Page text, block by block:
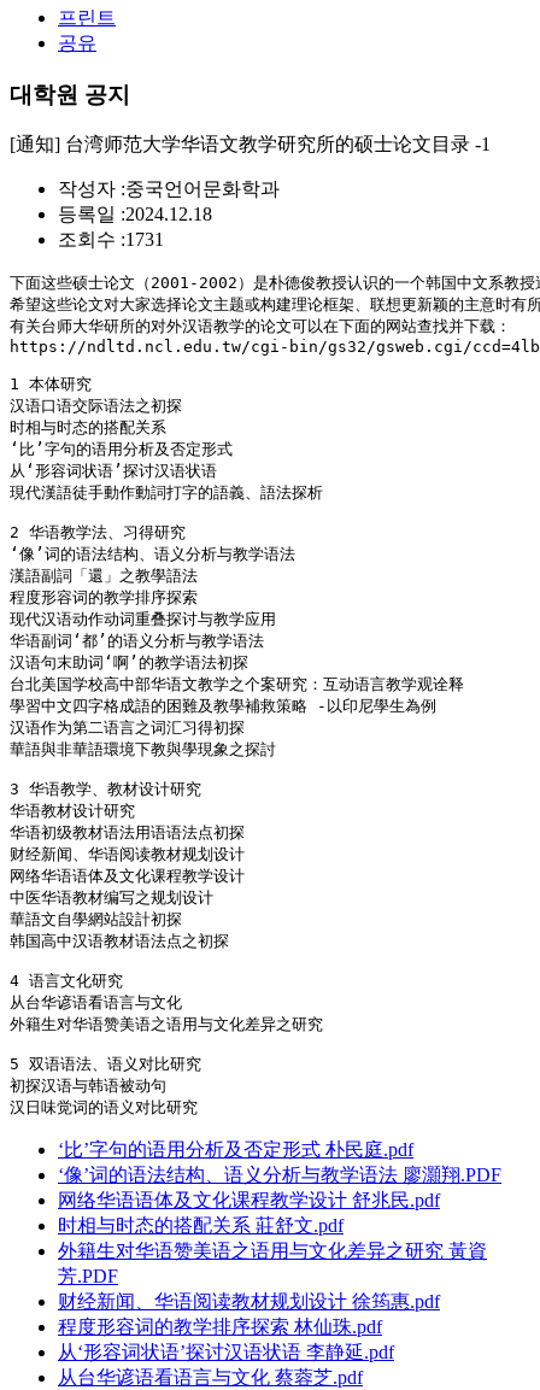
프린트
공유
대학원 공지
[通知] 台湾师范大学华语文教学研究所的硕士论文目录 -1
작성자 :중국언어문화학과
등록일 :2024.12.18
조회수 :1731
下面这些硕士论文（2001-2002）是朴德俊教授认识的一个韩国中文系教授
希望这些论文对大家选择论文主题或构建理论框架、联想更新颖的主意时
有关台师大华研所的对外汉语教学的论文可以在下面的网站查找并下载：
https://ndltd.ncl.edu.tw/cgi-bin/gs32/gsweb.cgi/
1 本体研究
汉语口语交际语法之初探
时相与时态的搭配关系
‘比’字句的语用分析及否定形式
从‘形容词状语’探讨汉语状语
現代漢語徒手動作動詞打字的語義、語法探析
2 华语教学法、习得研究
‘像’词的语法结构、语义分析与教学语法
漢語副詞「還」之教學語法
程度形容词的教学排序探索
现代汉语动作动词重叠探讨与教学应用
华语副词‘都’的语义分析与教学语法
汉语句末助词‘啊’的教学语法初探
台北美国学校高中部华语文教学之个案研究：互动语言教学观诠释
學習中文四字格成語的困難及教學補救策略 -以印尼學生為例
汉语作为第二语言之词汇习得初探
華語與非華語環境下教與學現象之探討
3 华语教学、教材设计研究
华语教材设计研究
华语初级教材语法用语语法点初探
财经新闻、华语阅读教材规划设计
网络华语语体及文化课程教学设计
中医华语教材编写之规划设计
華語文自學網站設計初探
韩国高中汉语教材语法点之初探
4 语言文化研究
从台华谚语看语言与文化
外籍生对华语赞美语之语用与文化差异之研究
5 双语语法、语义对比研究
初探汉语与韩语被动句
‘比’字句的语用分析及否定形式 朴民庭.pdf
‘像’词的语法结构、语义分析与教学语法 廖灝翔.PDF
网络华语语体及文化课程教学设计 舒兆民.pdf
时相与时态的搭配关系 莊舒文.pdf
外籍生对华语赞美语之语用与文化差异之研究 黃資
芳.PDF
财经新闻、华语阅读教材规划设计 徐筠惠.pdf
程度形容词的教学排序探索 林仙珠.pdf
从‘形容词状语’探讨汉语状语 李静延.pdf
从台华谚语看语言与文化 蔡蓉芝.pdf